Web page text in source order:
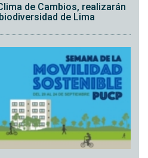
de Cambios, realizarán
de Lima